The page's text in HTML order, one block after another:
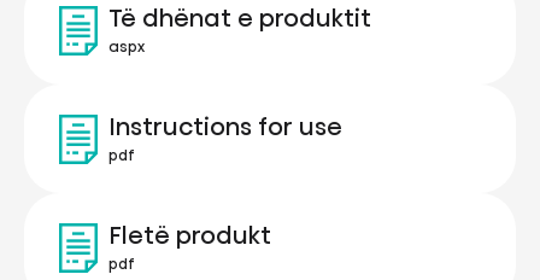
Të dhënat e produktit
aspx
Instructions for use
pdf
Fletë produkt
pdf